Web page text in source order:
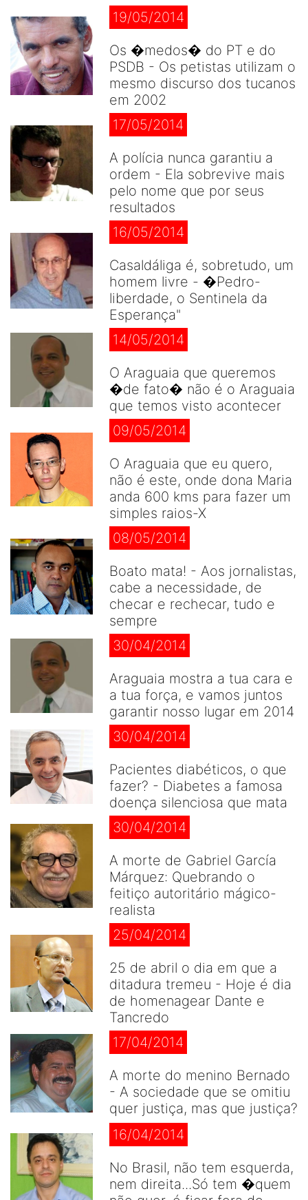
19/05/2014
Os �medos� do PT e do
PSDB - Os petistas utilizam o
mesmo discurso dos tucanos
em 2002
17/05/2014
A polícia nunca garantiu a
ordem - Ela sobrevive mais
pelo nome que por seus
resultados
16/05/2014
Casaldáliga é, sobretudo, um
homem livre - �Pedro-
liberdade, o Sentinela da
Esperança"
14/05/2014
O Araguaia que queremos
�de fato� não é o Araguaia
que temos visto acontecer
09/05/2014
O Araguaia que eu quero,
não é este, onde dona Maria
anda 600 kms para fazer um
simples raios-X
08/05/2014
Boato mata! - Aos jornalistas,
cabe a necessidade, de
checar e rechecar, tudo e
sempre
30/04/2014
Araguaia mostra a tua cara e
a tua força, e vamos juntos
garantir nosso lugar em 2014
30/04/2014
Pacientes diabéticos, o que
fazer? - Diabetes a famosa
doença silenciosa que mata
30/04/2014
A morte de Gabriel García
Márquez: Quebrando o
feitiço autoritário mágico-
realista
25/04/2014
25 de abril o dia em que a
ditadura tremeu - Hoje é dia
de homenagear Dante e
Tancredo
17/04/2014
A morte do menino Bernado
- A sociedade que se omitiu
quer justiça, mas que justiça?
16/04/2014
No Brasil, não tem esquerda,
nem direita...Só tem �quem